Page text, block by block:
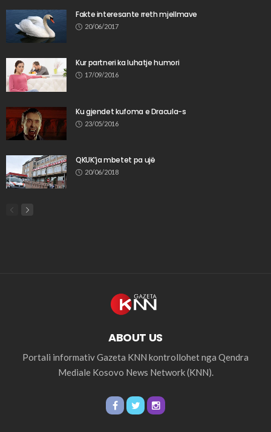
Fakte interesante rreth mjellmave
20/06/2017
Kur partneri ka luhatje humori
17/09/2016
Ku gjendet kufoma e Dracula-s
23/05/2016
QKUK’ja mbetet pa ujë
20/06/2018
ABOUT US
Portali informativ Gazeta KNN kontrollohet nga Qendra
Mediale Kosovo News Network (KNN).